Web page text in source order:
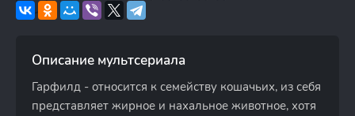
Описание мультсериала
Гарфилд - относится к семейству кошачьих, из себя
представляет жирное и нахальное животное, хотя